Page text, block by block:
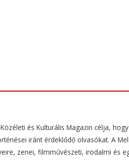
és Kulturális Magazin célja,
iránt érdeklődő olvasókat. A
zenei, filmművészeti, irodalmi és